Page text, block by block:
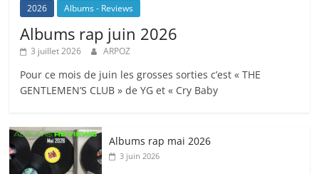
2026 Albums - Reviews
Albums rap juin 2026
3 juillet 2026 ARPOZ
Pour ce mois de juin les grosses sorties c’est « THE
GENTLEMEN’S CLUB » de YG et « Cry Baby
Albums rap mai 2026
3 juin 2026